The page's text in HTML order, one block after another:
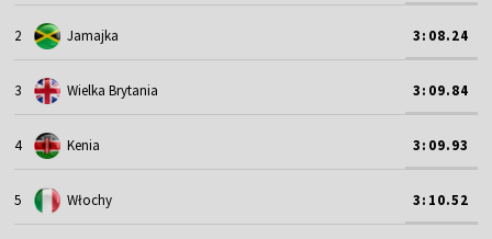
2 Jamajka 3:08.24
3 Wielka Brytania 3:09.84
4 Kenia 3:09.93
5 Włochy 3:10.52